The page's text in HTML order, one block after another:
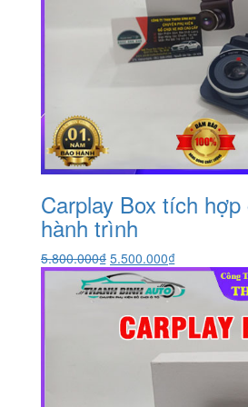
Carplay Box tích
hành trình
5.800.000₫ Giá
gốc
là:
5.800.000₫.
5.500.000₫Giá
hiện
tại
là:
5.500.000₫.